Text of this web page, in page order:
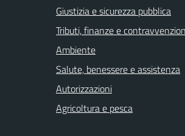
Giustizia e sicurezza pubblica
Tributi, finanze e
Ambiente
Salute, benessere e assistenza
Autorizzazioni
Agricoltura e pesca